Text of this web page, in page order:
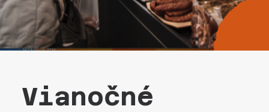
Najčastejšie otázky
Vianočné